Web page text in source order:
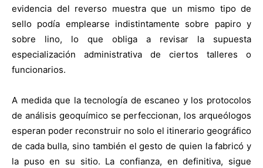
evidencia del reverso muestra que un mismo tipo de
sello podía emplearse indistintamente sobre papiro y
sobre lino, lo que obliga a revisar la supuesta
especialización administrativa de ciertos talleres o
funcionarios.
A medida que la tecnología de escaneo y los protocolos
de análisis geoquímico se perfeccionan, los arqueólogos
esperan poder reconstruir no solo el itinerario geográfico
de cada bulla, sino también el gesto de quien la fabricó y
la puso en su sitio. La confianza, en definitiva, sigue